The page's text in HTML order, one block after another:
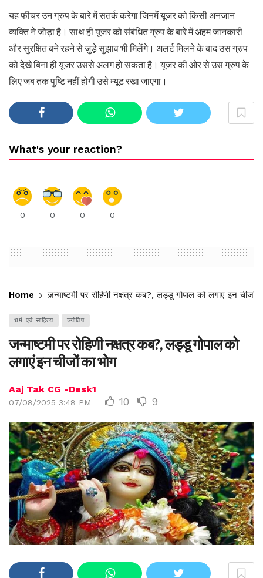
यह फीचर उन ग्रुप के बारे में सतर्क करेगा जिनमें यूजर को किसी अनजान
व्यक्ति ने जोड़ा है। साथ ही यूजर को संबंधित ग्रुप के बारे में अहम जानकारी
और सुरक्षित बने रहने से जुड़े सुझाव भी मिलेंगे। अलर्ट मिलने के बाद उस ग्रुप
को देखे बिना ही यूजर उससे अलग हो सकता है। यूजर की ओर से उस ग्रुप के
लिए जब तक पुष्टि नहीं होगी उसे म्यूट रखा जाएगा।
What's your reaction?
0 0 0 0
Home जन्माष्टमी पर रोहिणी नक्षत्र कब?, लड्डू गोपाल को लगाएं इन चीजों
धर्म एवं साहित्य ज्योतिष
जन्माष्टमी पर रोहिणी नक्षत्र कब?, लड्डू गोपाल को
लगाएं इन चीजों का भोग
Aaj Tak CG -Desk1
07/08/2025 3:48 PM 10 9